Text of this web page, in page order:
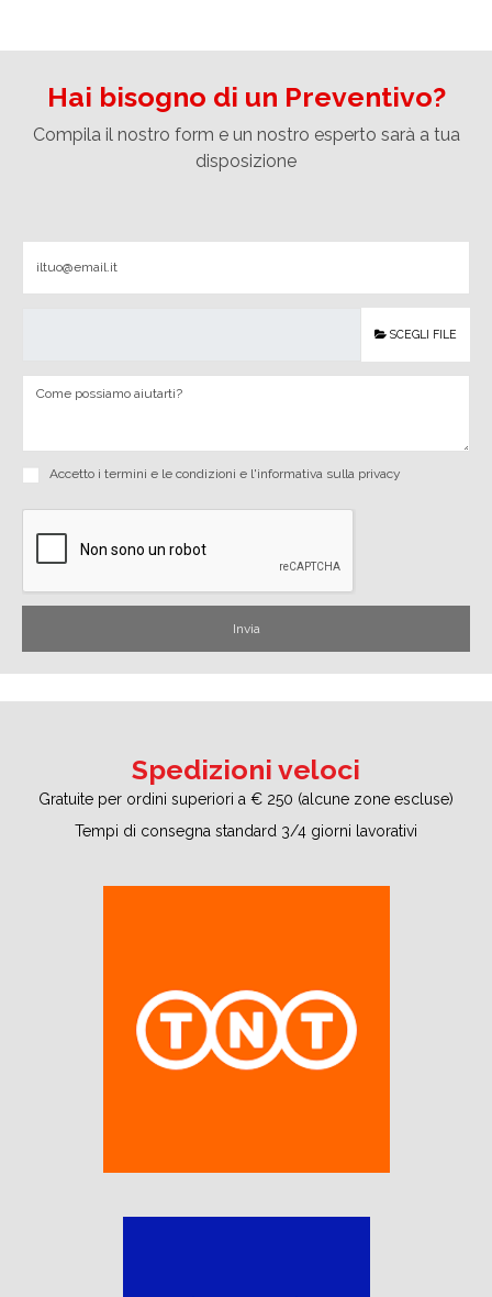
Hai bisogno di un Preventivo?
Compila il nostro form e un nostro esperto sarà a tua
disposizione
SCEGLI FILE
Accetto i termini e le condizioni e l'informativa sulla privacy
Spedizioni veloci
Gratuite per ordini superiori a € 250 (alcune zone escluse)
Tempi di consegna standard 3/4 giorni lavorativi